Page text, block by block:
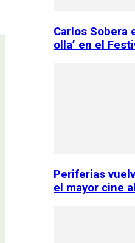
Carlos Sobera
olla’ en el
Periferias
el mayor cine